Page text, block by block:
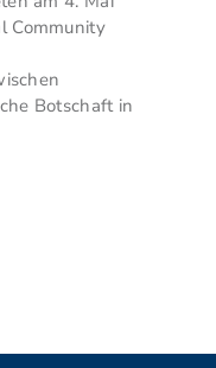
Community
Botschaft in